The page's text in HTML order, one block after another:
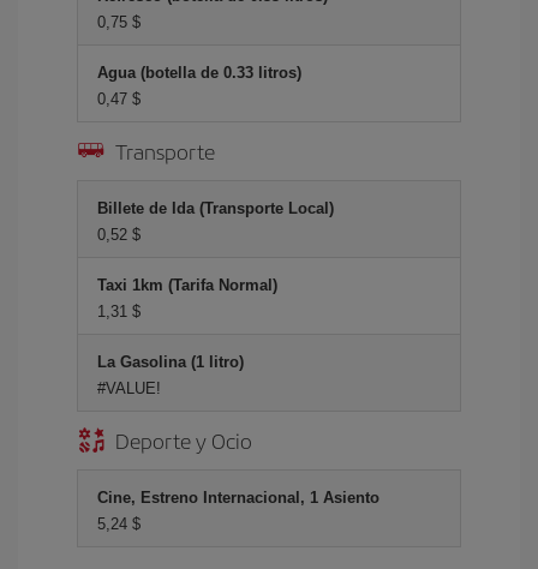
0,75 $
Agua (botella de 0.33 litros)
0,47 $
Transporte
Billete de Ida (Transporte Local)
0,52 $
Taxi 1km (Tarifa Normal)
1,31 $
La Gasolina (1 litro)
#VALUE!
Deporte y Ocio
Cine, Estreno Internacional, 1 Asiento
5,24 $